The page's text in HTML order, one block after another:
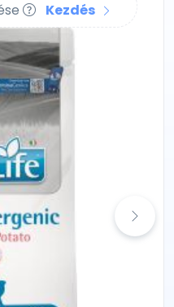
Kezdés